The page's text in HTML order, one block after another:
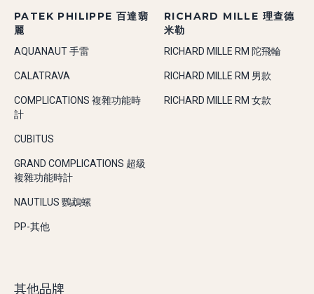
PATEK PHILIPPE 百達翡
麗
AQUANAUT 手雷
CALATRAVA
COMPLICATIONS 複雜功能時
計
CUBITUS
GRAND COMPLICATIONS 超級
複雜功能時計
NAUTILUS 鸚鵡螺
PP-其他
RICHARD MILLE 理查德
米勒
RICHARD MILLE RM 陀飛輪
RICHARD MILLE RM 男款
RICHARD MILLE RM 女款
其他品牌